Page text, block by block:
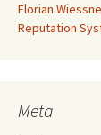
Florian
Reputation
Meta